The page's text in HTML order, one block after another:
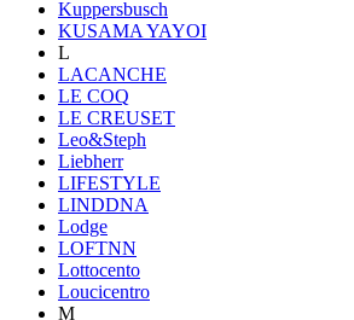
Kuppersbusch
KUSAMA YAYOI
L
LACANCHE
LE COQ
LE CREUSET
Leo&Steph
Liebherr
LIFESTYLE
LINDDNA
Lodge
LOFTNN
Lottocento
Loucicentro
M